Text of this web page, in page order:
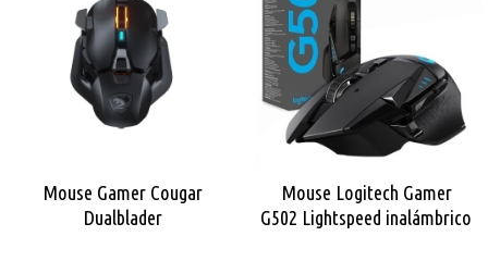
Mouse Gamer Cougar
Dualblader
Mouse Logitech Gamer
G502 Lightspeed inalámbrico